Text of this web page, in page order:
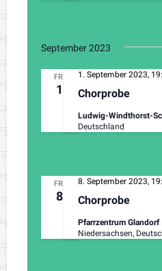
September 2023
FR.
1 Chorprobe
1. September 2023,
Ludwig-Windthorst-
Deutschland
FR.
8 Chorprobe
8. September 2023,
Pfarrzentrum Glandorf
Niedersachsen,